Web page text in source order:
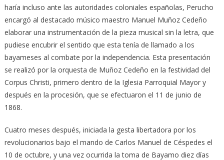
haría incluso ante las autoridades coloniales españolas, Perucho
encargó al destacado músico maestro Manuel Muñoz Cedeño
elaborar una instrumentación de la pieza musical sin la letra, que
pudiese encubrir el sentido que esta tenía de llamado a los
bayameses al combate por la independencia. Esta presentación
se realizó por la orquesta de Muñoz Cedeño en la festividad del
Corpus Christi, primero dentro de la Iglesia Parroquial Mayor y
después en la procesión, que se efectuaron el 11 de junio de
1868.
Cuatro meses después, iniciada la gesta libertadora por los
revolucionarios bajo el mando de Carlos Manuel de Céspedes el
10 de octubre, y una vez ocurrida la toma de Bayamo diez días